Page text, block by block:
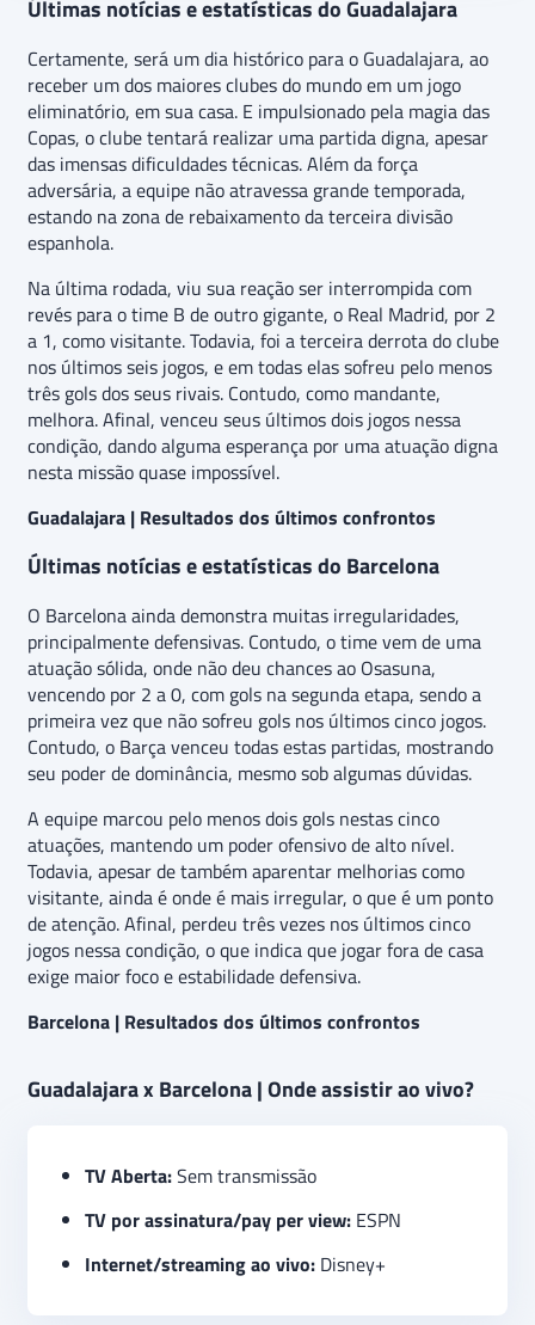
Últimas notícias e estatísticas do Guadalajara
Certamente, será um dia histórico para o Guadalajara, ao
receber um dos maiores clubes do mundo em um jogo
eliminatório, em sua casa. E impulsionado pela magia das
Copas, o clube tentará realizar uma partida digna, apesar
das imensas dificuldades técnicas. Além da força
adversária, a equipe não atravessa grande temporada,
estando na zona de rebaixamento da terceira divisão
espanhola.
Na última rodada, viu sua reação ser interrompida com
revés para o time B de outro gigante, o Real Madrid, por 2
a 1, como visitante. Todavia, foi a terceira derrota do clube
nos últimos seis jogos, e em todas elas sofreu pelo menos
três gols dos seus rivais. Contudo, como mandante,
melhora. Afinal, venceu seus últimos dois jogos nessa
condição, dando alguma esperança por uma atuação digna
nesta missão quase impossível.
Guadalajara | Resultados dos últimos confrontos
Últimas notícias e estatísticas do Barcelona
O Barcelona ainda demonstra muitas irregularidades,
principalmente defensivas. Contudo, o time vem de uma
atuação sólida, onde não deu chances ao Osasuna,
vencendo por 2 a 0, com gols na segunda etapa, sendo a
primeira vez que não sofreu gols nos últimos cinco jogos.
Contudo, o Barça venceu todas estas partidas, mostrando
seu poder de dominância, mesmo sob algumas dúvidas.
A equipe marcou pelo menos dois gols nestas cinco
atuações, mantendo um poder ofensivo de alto nível.
Todavia, apesar de também aparentar melhorias como
visitante, ainda é onde é mais irregular, o que é um ponto
de atenção. Afinal, perdeu três vezes nos últimos cinco
jogos nessa condição, o que indica que jogar fora de casa
exige maior foco e estabilidade defensiva.
Barcelona | Resultados dos últimos confrontos
Guadalajara x Barcelona | Onde assistir ao vivo?
TV Aberta:Sem transmissão
TV por assinatura/pay per view: ESPN
Internet/streaming ao vivo: Disney+